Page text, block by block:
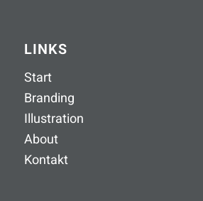
LINKS
Start
Branding
Illustration
About
Kontakt